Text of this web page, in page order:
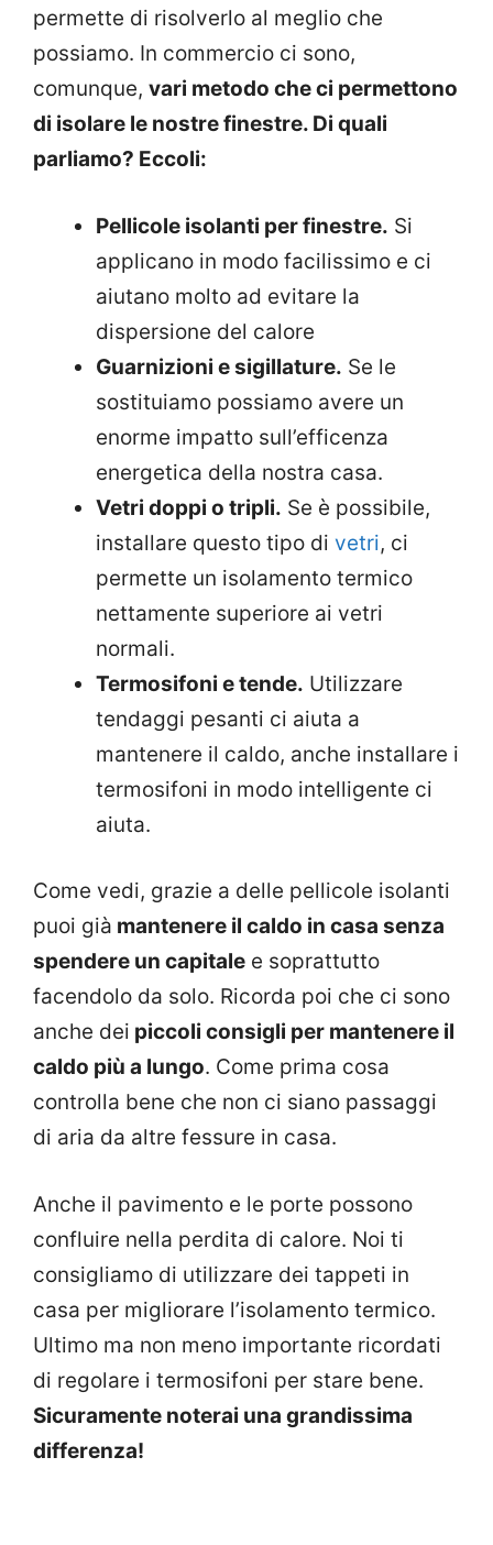
permette di risolverlo al meglio che
possiamo. In commercio ci sono,
comunque, vari metodo che ci permettono
di isolare le nostre finestre. Di quali
parliamo? Eccoli:
Pellicole isolanti per finestre. Si
applicano in modo facilissimo e ci
aiutano molto ad evitare la
dispersione del calore
Guarnizioni e sigillature. Se le
sostituiamo possiamo avere un
enorme impatto sull’efficenza
energetica della nostra casa.
Vetri doppi o tripli. Se è possibile,
installare questo tipo di vetri, ci
permette un isolamento termico
nettamente superiore ai vetri
normali.
Termosifoni e tende. Utilizzare
tendaggi pesanti ci aiuta a
mantenere il caldo, anche installare i
termosifoni in modo intelligente ci
aiuta.
Come vedi, grazie a delle pellicole isolanti
puoi già mantenere il caldo in casa senza
spendere un capitale e soprattutto
facendolo da solo. Ricorda poi che ci sono
anche dei piccoli consigli per mantenere il
caldo più a lungo. Come prima cosa
controlla bene che non ci siano passaggi
di aria da altre fessure in casa.
Anche il pavimento e le porte possono
confluire nella perdita di calore. Noi ti
consigliamo di utilizzare dei tappeti in
casa per migliorare l’isolamento termico.
Ultimo ma non meno importante ricordati
di regolare i termosifoni per stare bene.
Sicuramente noterai una grandissima
differenza!